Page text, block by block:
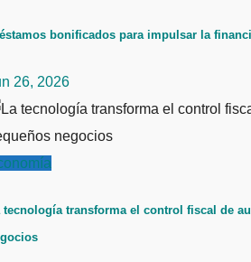
bonificados para impulsar la
26, 2026
tecnología transforma el control fiscal de